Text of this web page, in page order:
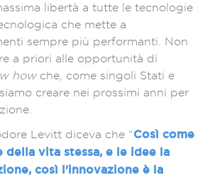
libertà a tutte le tecnologie
che mette a
sempre più performanti. Non
a priori alle opportunità di
howche, come singoli Stati e
creare nei prossimi anni per
Levitt diceva che “Così come
della vita stessa, e le idee la
così l'innovazione è la